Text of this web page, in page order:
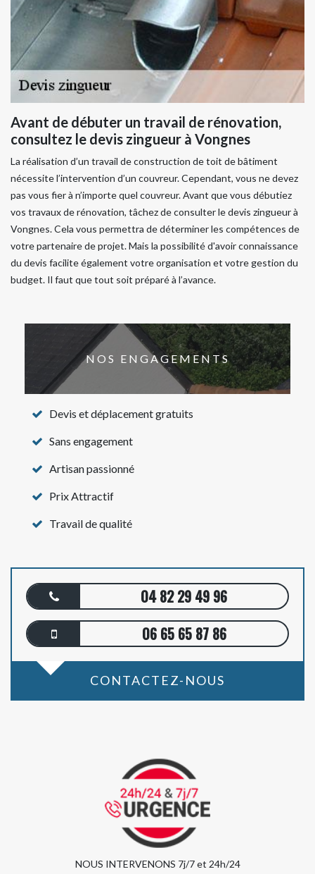
Avant de débuter un travail de rénovation,
consultez le devis zingueur à Vongnes
La réalisation d’un travail de construction de toit de bâtiment
nécessite l’intervention d’un couvreur. Cependant, vous ne devez
pas vous fier à n’importe quel couvreur. Avant que vous débutiez
vos travaux de rénovation, tâchez de consulter le devis zingueur à
Vongnes. Cela vous permettra de déterminer les compétences de
votre partenaire de projet. Mais la possibilité d'avoir connaissance
du devis facilite également votre organisation et votre gestion du
budget. Il faut que tout soit préparé à l’avance.
NOS ENGAGEMENTS
Devis et déplacement gratuits
Sans engagement
Artisan passionné
Prix Attractif
Travail de qualité
04 82 29 49 96
06 65 65 87 86
CONTACTEZ-NOUS
NOUS INTERVENONS 7j/7 et 24h/24